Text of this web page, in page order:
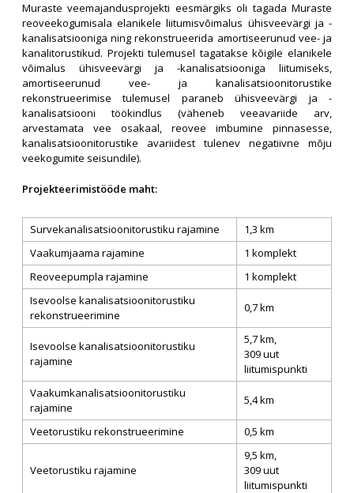
Muraste veemajandusprojekti eesmärgiks oli tagada Muraste
reoveekogumisala elanikele liitumisvõimalus ühisveevärgi ja -
kanalisatsiooniga ning rekonstrueerida amortiseerunud vee- ja
kanalitorustikud. Projekti tulemusel tagatakse kõigile elanikele
võimalus ühisveevärgi ja -kanalisatsiooniga liitumiseks,
amortiseerunud vee- ja kanalisatsioonitorustike
rekonstrueerimise tulemusel paraneb ühisveevärgi ja -
kanalisatsiooni töökindlus (väheneb veeavariide arv,
arvestamata vee osakaal, reovee imbumine pinnasesse,
kanalisatsioonitorustike avariidest tulenev negatiivne mõju
veekogumite seisundile).
Projekteerimistööde maht:
Survekanalisatsioonitorustiku rajamine
1,3 km
Vaakumjaama rajamine
1 komplekt
Reoveepumpla rajamine
1 komplekt
Isevoolse kanalisatsioonitorustiku
rekonstrueerimine
0,7 km
Isevoolse kanalisatsioonitorustiku
rajamine
5,7 km,
309 uut
liitumispunkti
Vaakumkanalisatsioonitorustiku
rajamine
5,4 km
Veetorustiku rekonstrueerimine 0,5 km
Veetorustiku rajamine
9,5 km,
309 uut
liitumispunkti